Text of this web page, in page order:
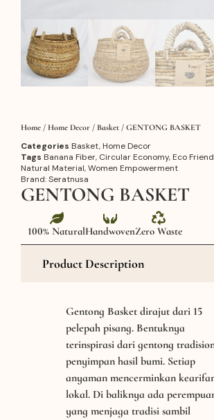
Home / Home Decor / Basket / GENTONG BASKET
Categories Basket, Home Decor
Tags Banana Fiber, Circular Economy, Eco
Natural Material,Women Empowerment
Brand:Seratnusa
GENTONG BASKET
100% NaturalHandwovenZero Waste
Product Description
Gentong Basket dirajut dari 15
pelepah pisang. Bentuknya
terinspirasi dari gentong
penyimpan hasil bumi. Setiap
anyaman mencerminkan
lokal. Di baliknya ada
yang menjaga tradisi sambil